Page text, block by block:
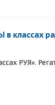
классах
РУЯ».